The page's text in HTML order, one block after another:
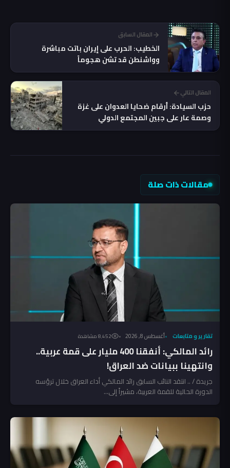
المقال السابق
الخطيب: الحرب على إيران باتت مباشرة
وواشنطن قد تشن هجوماً
المقال التالي
حزب السيادة: أرقام ضحايا العدوان على غزة
وصمة عار على جبين المجتمع الدولي
مقالات ذات صلة
تقارير و متابعات أغسطس 8, 2026 8٬452 مشاهدة
رائد المالكي: أنفقنا 400 مليار على قمة عربية..
وانتهينا ببيانات ضد العراق!
جريدة / .. انتقد النائب السابق رائد المالكي أداء العراق خلال ترؤسه
الدورة الحالية للقمة العربية، مشيراً إلى...